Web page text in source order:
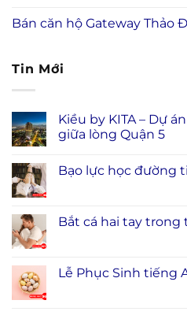
Bán căn hộ Gateway Thảo
Tin Mới
Kiều by KITA – Dự
giữa lòng Quận 5
Bạo lực học đường
Bắt cá hai tay trong
Lễ Phục Sinh tiếng